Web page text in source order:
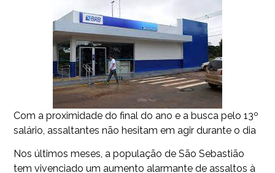
Com a proximidade do final do ano e a busca pelo 13º
salário, assaltantes não hesitam em agir durante o dia
Nos últimos meses, a população de São Sebastião
tem vivenciado um aumento alarmante de assaltos à